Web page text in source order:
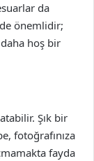
da
önemlidir;
hoş bir
Şık bir
fotoğrafınıza
fayda